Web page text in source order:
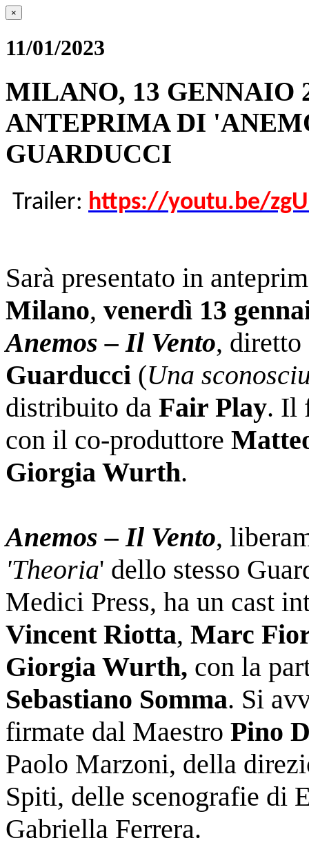
×
11/01/2023
MILANO, 13 GENNAIO
ANTEPRIMA DI
GUARDUCCI
Trailer: https://youtu.be/
Sarà presentato in
Milano, venerdì 13
Anemos – Il Vento,
Guarducci (Una
distribuito da Fair Play. Il
con il co-produttore
Giorgia Wurth.
Anemos – Il Vento,
'Theoria' dello stesso
Medici Press, ha un cast
Vincent Riotta, Marc
Giorgia Wurth, con la
Sebastiano Somma. Si
firmate dal Maestro Pino
Paolo Marzoni, della
Spiti, delle scenografie di
Gabriella Ferrera.